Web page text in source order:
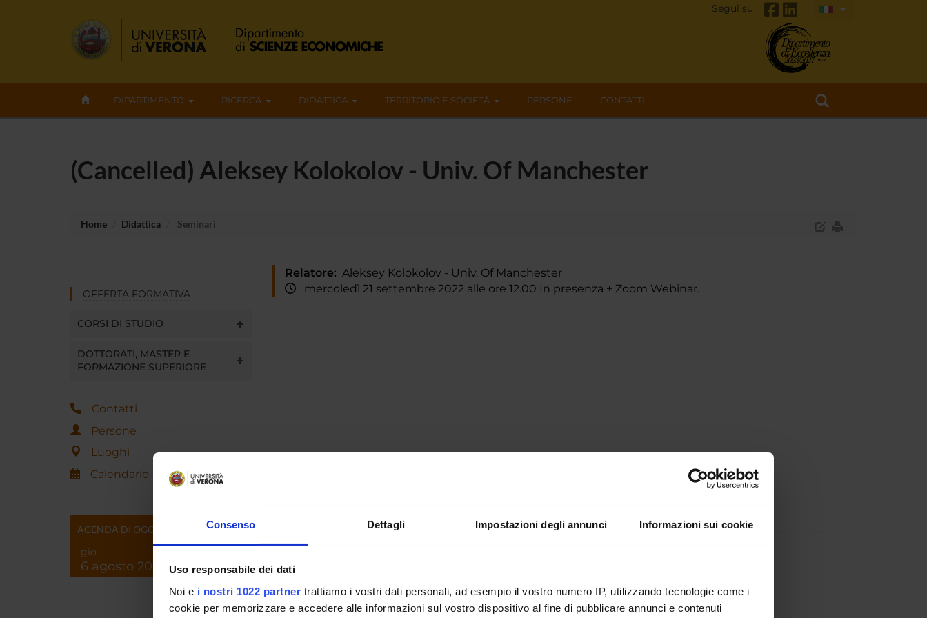
Consenso Dettagli Impostazioni degli annunci Informazioni sui cookie
Uso responsabile dei dati
Noi e i nostri 1022 partner trattiamo i vostri dati personali, ad esempio il vostro numero IP, utilizzando tecnologie come i
cookie per memorizzare e accedere alle informazioni sul vostro dispositivo al fine di pubblicare annunci e contenuti
Segui su
DIPARTIMENTO RICERCA DIDATTICA TERRITORIO E SOCIETÀ PERSONE CONTATTI
(Cancelled) Aleksey Kolokolov - Univ. Of Manchester
Home Didattica Seminari
OFFERTA FORMATIVA
CORSI DI STUDIO
DOTTORATI, MASTER E
FORMAZIONE SUPERIORE
Contatti
Persone
Luoghi
Calendario
AGENDA DI OGGI
gio
6 agosto 2026
Relatore: Aleksey Kolokolov - Univ. Of Manchester
mercoledì 21 settembre 2022 alle ore 12.00 In presenza + Zoom Webinar.